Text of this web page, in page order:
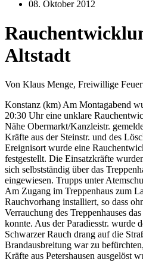
08. Oktober 2012
Altstadt
Von Klaus Menge, Freiwillige
Konstanz (km) Am Montagabend
20:30 Uhr eine unklare
Nähe Obermarkt/Kanzleistr.
Kräfte aus der Steinstr. und des
Ereignisort wurde eine
festgestellt. Die Einsatzkräfte
sich selbstständig über das
eingewiesen. Trupps unter
Am Zugang im Treppenhaus zum
Rauchvorhang installiert, so dass
Verrauchung des Treppenhauses
konnte. Aus der Paradiesstr. wurde
Schwarzer Rauch drang auf die
Brandausbreitung war zu
Kräfte aus Petershausen ausgelöst